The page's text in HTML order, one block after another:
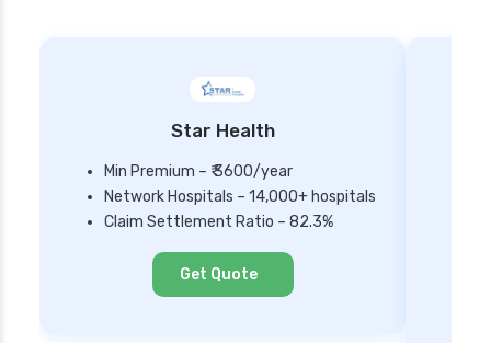
Star Health
Min Premium – ₹ 3600/year
Network Hospitals – 14,000+ hospitals
Claim Settlement Ratio – 82.3%
Get Quote